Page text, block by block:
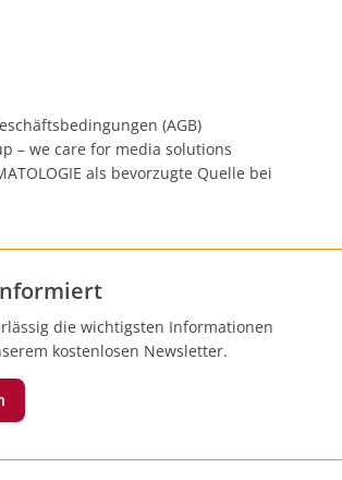
(AGB)
– we care for media solutions
als bevorzugte Quelle bei
die wichtigsten Informationen
kostenlosen Newsletter.